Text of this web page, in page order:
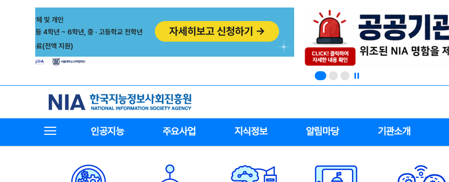
한국지능정보사회진흥원
인공지능 주요사업 지식정보 알림마당 기관소개
한국지능정보사회진흥원 주요사업